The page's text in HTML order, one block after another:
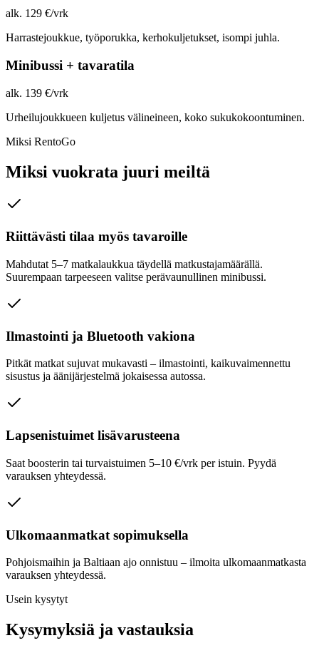
alk. 129 €/vrk
Harrastejoukkue, työporukka, kerhokuljetukset, isompi juhla.
Minibussi + tavaratila
alk. 139 €/vrk
Urheilujoukkueen kuljetus välineineen, koko sukukokoontuminen.
Miksi RentoGo
Miksi vuokrata juuri meiltä
Riittävästi tilaa myös tavaroille
Mahdutat 5–7 matkalaukkua täydellä matkustajamäärällä.
Suurempaan tarpeeseen valitse perävaunullinen minibussi.
Ilmastointi ja Bluetooth vakiona
Pitkät matkat sujuvat mukavasti – ilmastointi, kaikuvaimennettu
sisustus ja äänijärjestelmä jokaisessa autossa.
Lapsenistuimet lisävarusteena
Saat boosterin tai turvaistuimen 5–10 €/vrk per istuin. Pyydä
varauksen yhteydessä.
Ulkomaanmatkat sopimuksella
Pohjoismaihin ja Baltiaan ajo onnistuu – ilmoita ulkomaanmatkasta
varauksen yhteydessä.
Usein kysytyt
Kysymyksiä ja vastauksia